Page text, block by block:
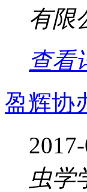
有限
查看
盈辉协
虫学